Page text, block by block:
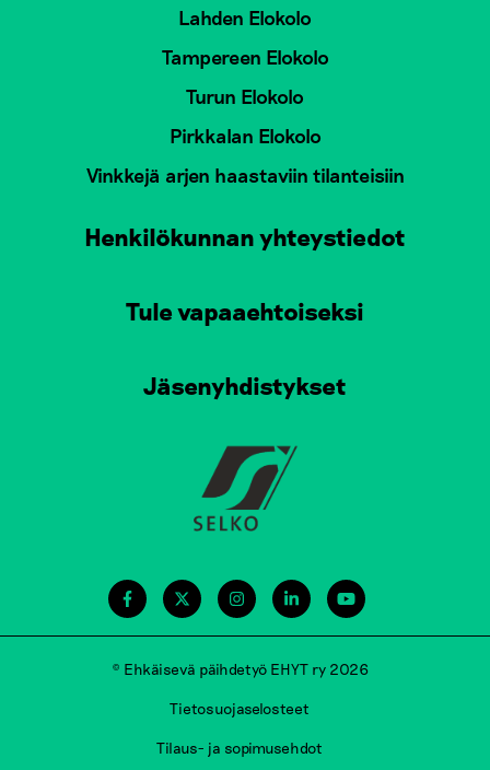
Lahden Elokolo
Tampereen Elokolo
Turun Elokolo
Pirkkalan Elokolo
Vinkkejä arjen haastaviin tilanteisiin
Henkilökunnan yhteystiedot
Tule vapaaehtoiseksi
Jäsenyhdistykset
© Ehkäisevä päihdetyö EHYT ry 2026
Tietosuojaselosteet
Tilaus- ja sopimusehdot